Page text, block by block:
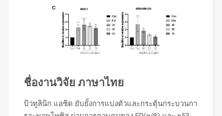
ชื่องานวิจัย ภาษาไทย
บิวทูลินิก แอซิด ยับยั้งการแบ่งตัวและกระตุ้นกระบวนกา